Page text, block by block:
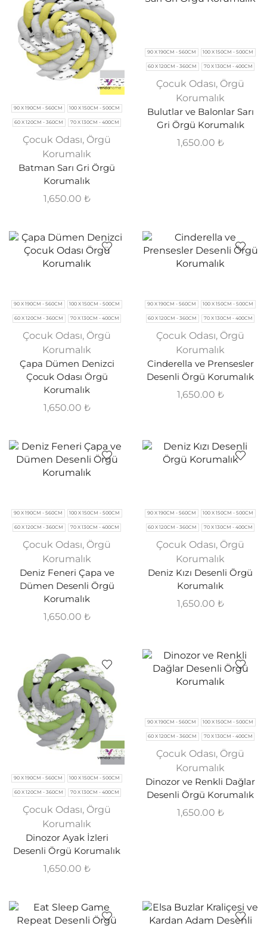
90 X 190CM - 560CM 100 X 150CM - 500CM
60 X 120CM - 360CM 70 X 130CM - 400CM
Çocuk Odası, Örgü
Korumalık
Batman Sarı Gri Örgü
Korumalık
1,650.00 ₺
90 X 190CM - 560CM 100 X 150CM - 500CM
60 X 120CM - 360CM 70 X 130CM - 400CM
Çocuk Odası, Örgü
Korumalık
Bulutlar ve Balonlar Sarı
Gri Örgü Korumalık
1,650.00 ₺
90 X 190CM - 560CM 100 X 150CM - 500CM
60 X 120CM - 360CM 70 X 130CM - 400CM
Çocuk Odası, Örgü
Korumalık
Çapa Dümen Denizci
Çocuk Odası Örgü
Korumalık
1,650.00 ₺
90 X 190CM - 560CM 100 X 150CM - 500CM
60 X 120CM - 360CM 70 X 130CM - 400CM
Çocuk Odası, Örgü
Korumalık
Cinderella ve Prensesler
Desenli Örgü Korumalık
1,650.00 ₺
90 X 190CM - 560CM 100 X 150CM - 500CM
60 X 120CM - 360CM 70 X 130CM - 400CM
Çocuk Odası, Örgü
Korumalık
Deniz Feneri Çapa ve
Dümen Desenli Örgü
Korumalık
1,650.00 ₺
90 X 190CM - 560CM 100 X 150CM - 500CM
60 X 120CM - 360CM 70 X 130CM - 400CM
Çocuk Odası, Örgü
Korumalık
Deniz Kızı Desenli Örgü
Korumalık
1,650.00 ₺
90 X 190CM - 560CM 100 X 150CM - 500CM
60 X 120CM - 360CM 70 X 130CM - 400CM
Çocuk Odası, Örgü
Korumalık
Dinozor Ayak İzleri
Desenli Örgü Korumalık
1,650.00 ₺
90 X 190CM - 560CM 100 X 150CM - 500CM
60 X 120CM - 360CM 70 X 130CM - 400CM
Çocuk Odası, Örgü
Korumalık
Dinozor ve Renkli Dağlar
Desenli Örgü Korumalık
1,650.00 ₺